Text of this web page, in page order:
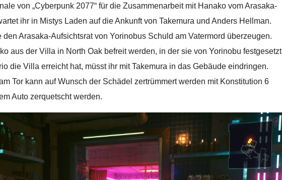
von „Cyberpunk 2077“ für die Zusammenarbeit mit Hanako vom Arasaka-
ihr in Mistys Laden auf die Ankunft von Takemura und Anders Hellman.
Arasaka-Aufsichtsrat von Yorinobus Schuld am Vatermord überzeugen.
aus der Villa in North Oak befreit werden, in der sie von Yorinobu festgesetzt
die Villa erreicht hat, müsst ihr mit Takemura in das Gebäude eindringen.
Tor kann auf Wunsch der Schädel zertrümmert werden mit Konstitution 6
Auto zerquetscht werden.